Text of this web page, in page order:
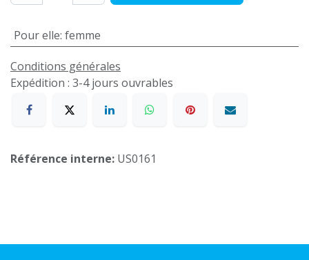
Pour elle: femme
Conditions générales
Expédition : 3-4 jours ouvrables
Référence interne: US0161